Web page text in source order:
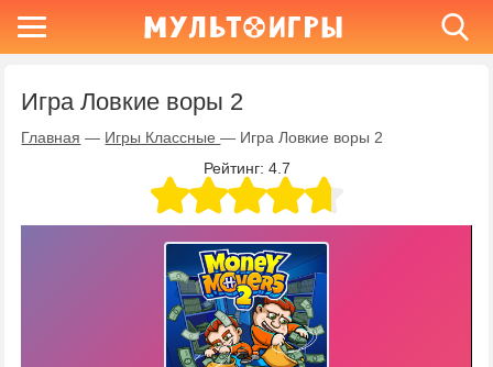
Игра Ловкие воры 2
Главная — Игры Классные— Игра Ловкие воры 2
Рейтинг: 4.7